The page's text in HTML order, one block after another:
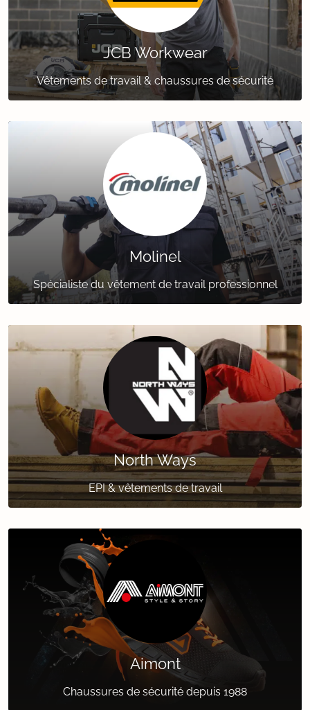
JCB Workwear
Vêtements de travail & chaussures de sécurité
Molinel
Spécialiste du vêtement de travail professionnel
North Ways
EPI & vêtements de travail
Aimont
Chaussures de sécurité depuis 1988